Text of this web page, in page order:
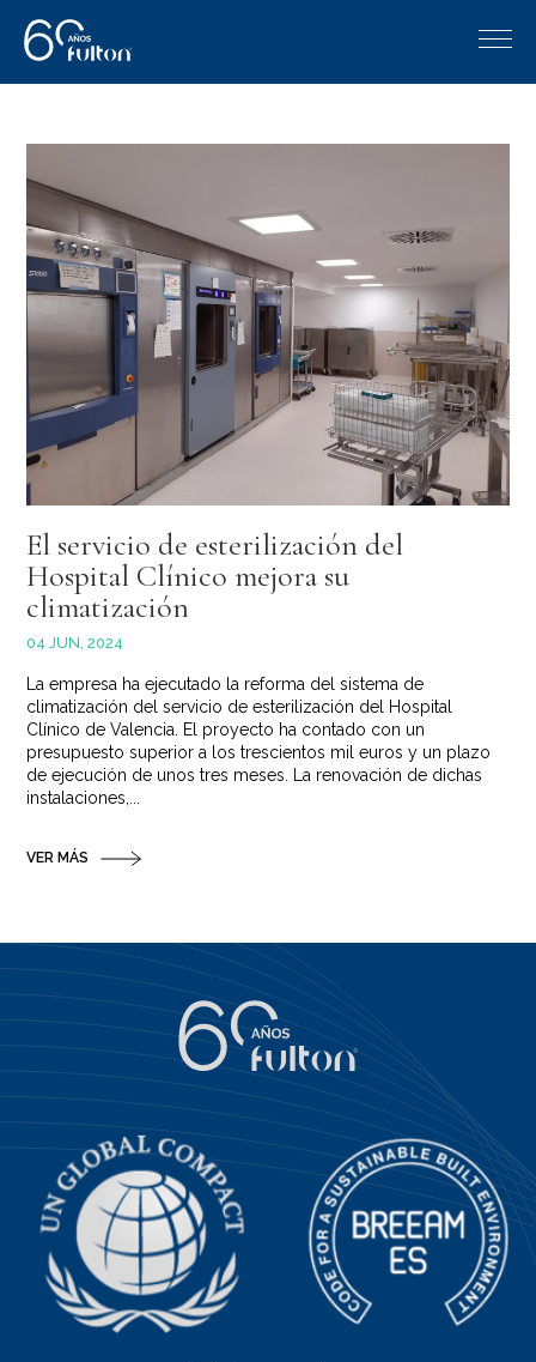
El servicio de esterilización del
Hospital Clínico mejora su
climatización
04 JUN, 2024
La empresa ha ejecutado la reforma del sistema de
climatización del servicio de esterilización del Hospital
Clínico de Valencia. El proyecto ha contado con un
presupuesto superior a los trescientos mil euros y un plazo
de ejecución de unos tres meses. La renovación de dichas
instalaciones,...
VER MÁS